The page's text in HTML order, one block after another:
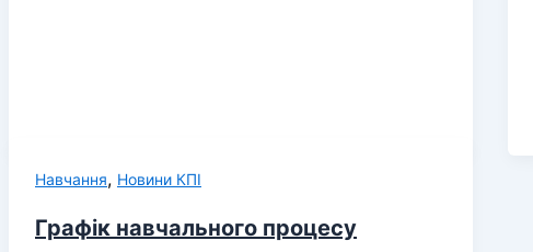
Навчання, Новини КПІ
Графік навчального процесу